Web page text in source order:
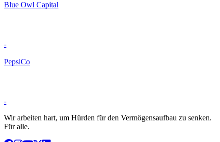
Blue Owl Capital
-
PepsiCo
-
Wir arbeiten hart, um Hürden für den Vermögensaufbau zu senken.
Für alle.